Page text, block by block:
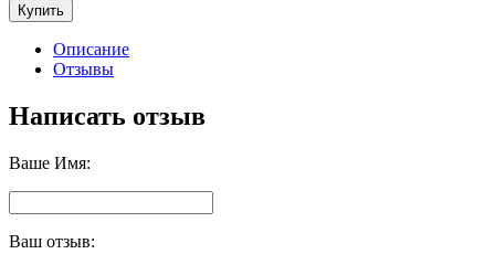
Купить
Описание
Отзывы
Написать отзыв
Ваше Имя:
Ваш отзыв: